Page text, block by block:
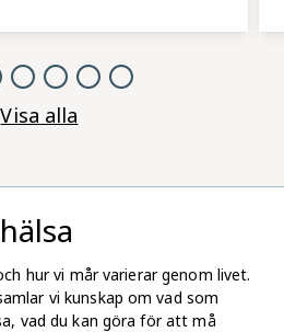
eller leta
Oro brukar gå över,
förändras eller
sig till
Visa alla
hur vi mår varierar genom livet.
vi kunskap om vad som
vad du kan göra för att må